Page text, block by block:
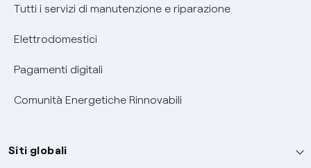
Tutti i servizi di manutenzione e riparazione
Elettrodomestici
Pagamenti digitali
Comunità Energetiche Rinnovabili
Siti globali